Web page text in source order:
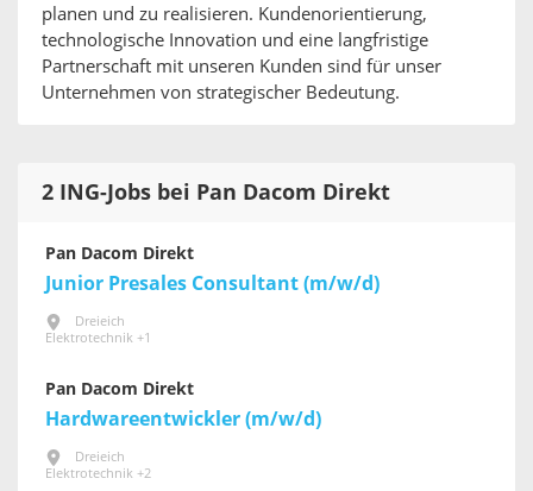
planen und zu realisieren. Kundenorientierung,
technologische Innovation und eine langfristige
Partnerschaft mit unseren Kunden sind für unser
Unternehmen von strategischer Bedeutung.
2 ING-Jobs bei Pan Dacom Direkt
Pan Dacom Direkt
Junior Presales Consultant (m/w/d)
Dreieich
Elektrotechnik +1
Pan Dacom Direkt
Hardwareentwickler (m/w/d)
Dreieich
Elektrotechnik +2